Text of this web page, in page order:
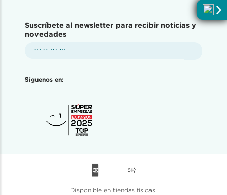
Suscríbete al newsletter para recibir noticias y
novedades
Síguenos en:
Disponible en tiendas físicas: